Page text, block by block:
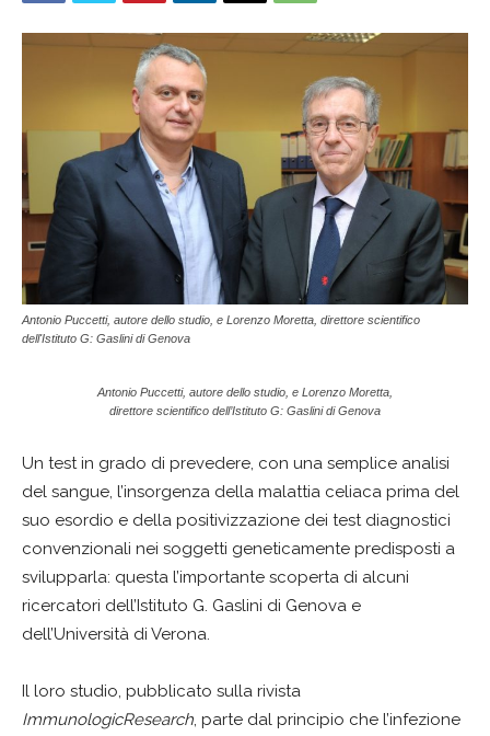
Antonio Puccetti, autore dello studio, e Lorenzo Moretta, direttore scientifico
dell'Istituto G: Gaslini di Genova
Antonio Puccetti, autore dello studio, e Lorenzo Moretta,
direttore scientifico dell’Istituto G: Gaslini di Genova
Un test in grado di prevedere, con una semplice analisi
del sangue, l’insorgenza della malattia celiaca prima del
suo esordio e della positivizzazione dei test diagnostici
convenzionali nei soggetti geneticamente predisposti a
svilupparla: questa l’importante scoperta di alcuni
ricercatori dell’Istituto G. Gaslini di Genova e
dell’Università di Verona.
Il loro studio, pubblicato sulla rivista
ImmunologicResearch, parte dal principio che l’infezione